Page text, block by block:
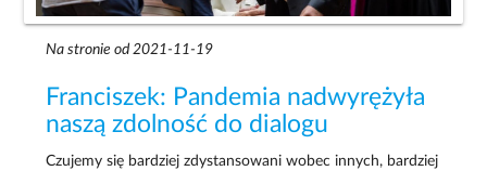
Na stronie od 2021-11-19
Franciszek: Pandemia nadwyrężyła
naszą zdolność do dialogu
Czujemy się bardziej zdystansowani wobec innych, bardziej